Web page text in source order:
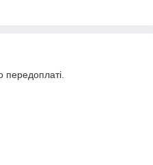
передоплаті.